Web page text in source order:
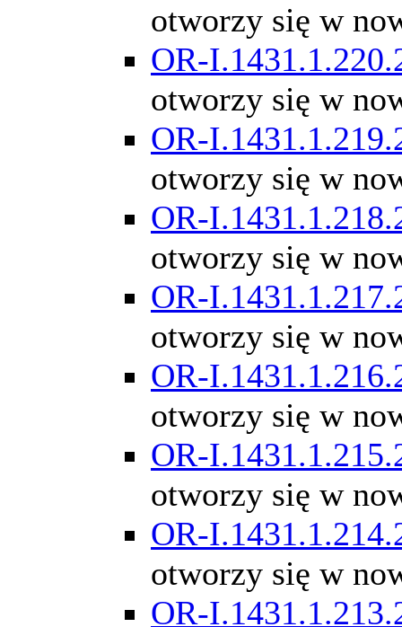
otworzy się w
OR-
otworzy się w
OR-
otworzy się w
OR-
otworzy się w
OR-
otworzy się w
OR-
otworzy się w
OR-
otworzy się w
OR-
otworzy się w
OR-